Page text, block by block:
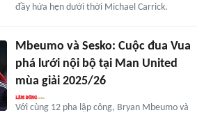
đầy hứa hẹn dưới thời Michael Carrick.
Mbeumo và Sesko: Cuộc đua Vua
phá lưới nội bộ tại Man United
mùa giải 2025/26
Với cùng 12 pha lập công, Bryan Mbeumo và